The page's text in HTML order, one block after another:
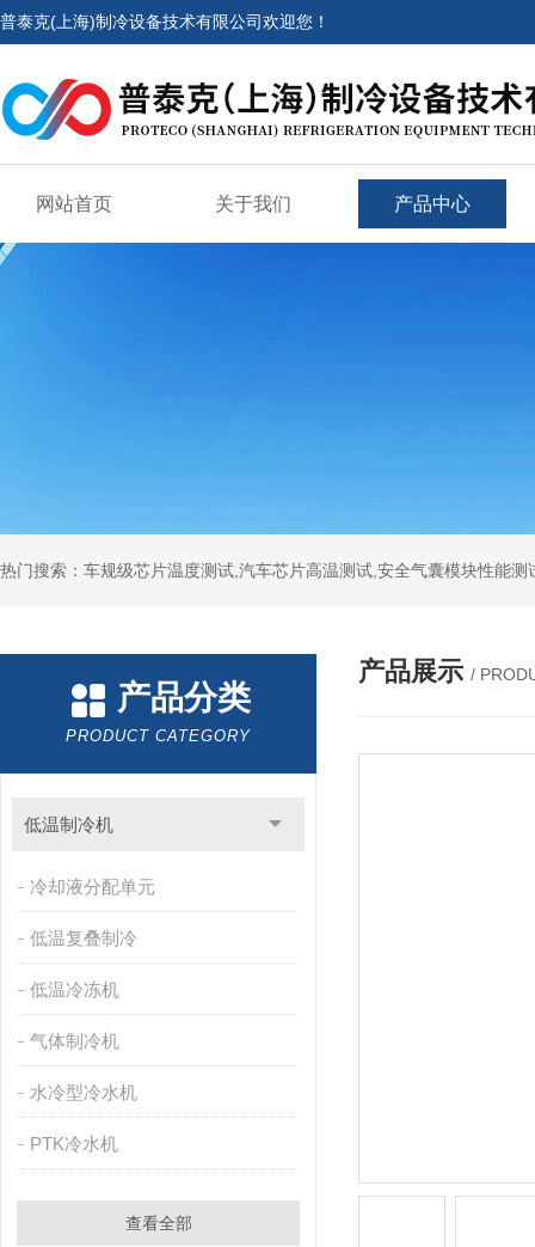
普泰克(上海)制冷设备技术有限公司欢迎您！
网站首页 关于我们 产品中心
热门搜索：车规级芯片温度测试,汽车芯片高温测试,安全气囊模块性能测
产品分类
PRODUCT CATEGORY
低温制冷机
冷却液分配单元
低温复叠制冷
低温冷冻机
气体制冷机
水冷型冷水机
PTK冷水机
查看全部
产品展示 /